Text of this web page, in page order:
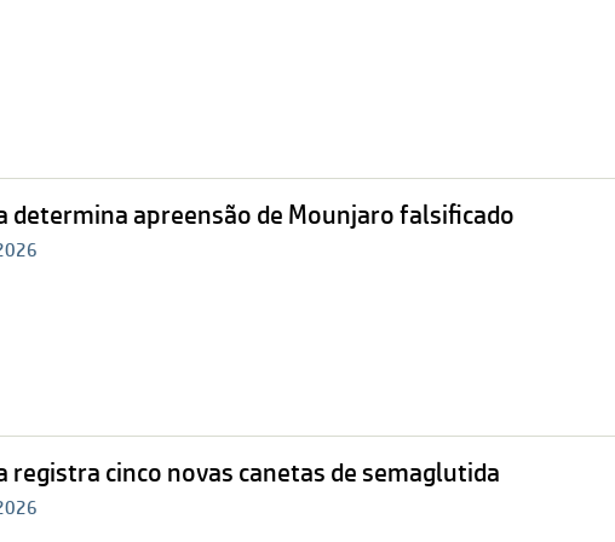
determina apreensão de Mounjaro falsificado
registra cinco novas canetas de semaglutida